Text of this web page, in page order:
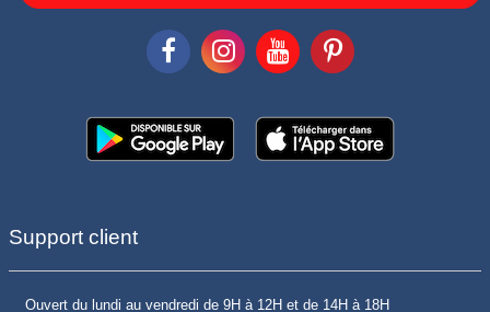
Support client
Ouvert du lundi au vendredi de 9H à 12H et de 14H à 18H